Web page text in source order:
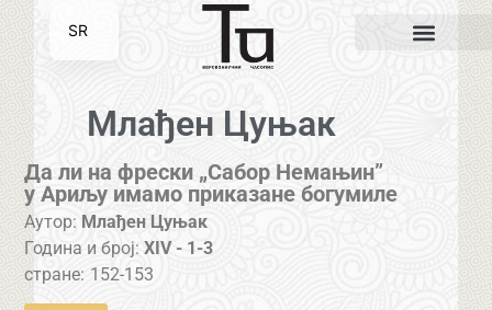
Млађен Цуњак
Да ли на фрески „Сабор Немањин”
у Ариљу имамо приказане богумиле
Аутор: Млађен Цуњак
Година и број:XIV - 1-3
стране: 152-153
SR
EN